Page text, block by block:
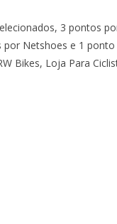
3 pontos
por Netshoes e 1
Bikes, Loja Para